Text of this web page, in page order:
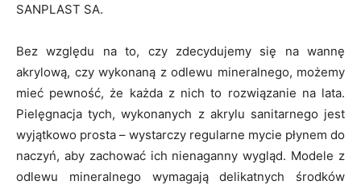
SANPLAST SA.
Bez względu na to, czy zdecydujemy się na wannę
akrylową, czy wykonaną z odlewu mineralnego, możemy
mieć pewność, że każda z nich to rozwiązanie na lata.
Pielęgnacja tych, wykonanych z akrylu sanitarnego jest
wyjątkowo prosta – wystarczy regularne mycie płynem do
naczyń, aby zachować ich nienaganny wygląd. Modele z
odlewu mineralnego wymagają delikatnych środków